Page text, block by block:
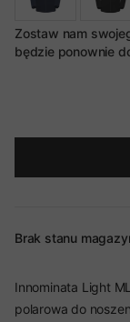
Zostaw nam
będzie ponownie
Brak stanu
Innominata Light
polarowa do